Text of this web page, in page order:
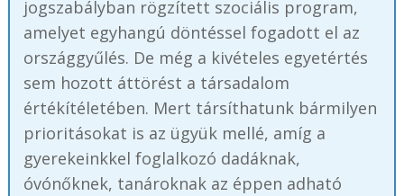
jogszabályban rögzített szociális program,
amelyet egyhangú döntéssel fogadott el az
országgyűlés. De még a kivételes egyetértés
sem hozott áttörést a társadalom
értékítéletében. Mert társíthatunk bármilyen
prioritásokat is az ügyük mellé, amíg a
gyerekeinkkel foglalkozó dadáknak,
óvónőknek, tanároknak az éppen adható